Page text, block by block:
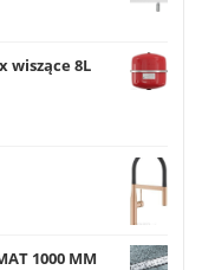
wiszące 8L
1000 MM